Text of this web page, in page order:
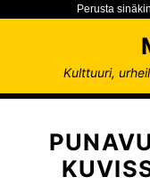
Perusta
r
Kulttuuri,